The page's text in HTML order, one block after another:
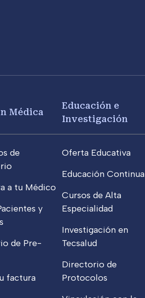
Médica
de
a tu Médico
y
de Pre-
factura
Educación e
Investigación
Oferta Educativa
Educación Continua
Cursos de Alta
Especialidad
Investigación en
Tecsalud
Directorio de
Protocolos